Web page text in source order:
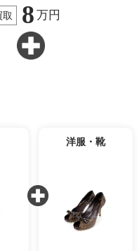
取 8 万円
洋服・靴